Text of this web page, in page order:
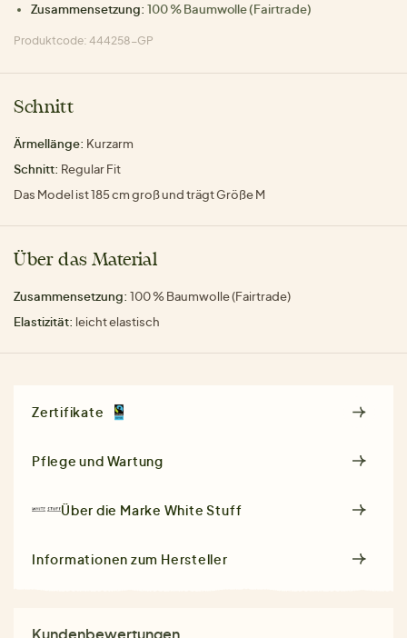
Zusammensetzung: 100 % Baumwolle (Fairtrade)
Produktcode: 444258-GP
Schnitt
Ärmellänge: Kurzarm
Schnitt: Regular Fit
Das Model ist 185 cm groß und trägt Größe M
Über das Material
Zusammensetzung: 100 % Baumwolle (Fairtrade)
Elastizität: leicht elastisch
Zertifikate
Pflege und Wartung
Über die Marke White Stuff
Informationen zum Hersteller
Kundenbewertungen